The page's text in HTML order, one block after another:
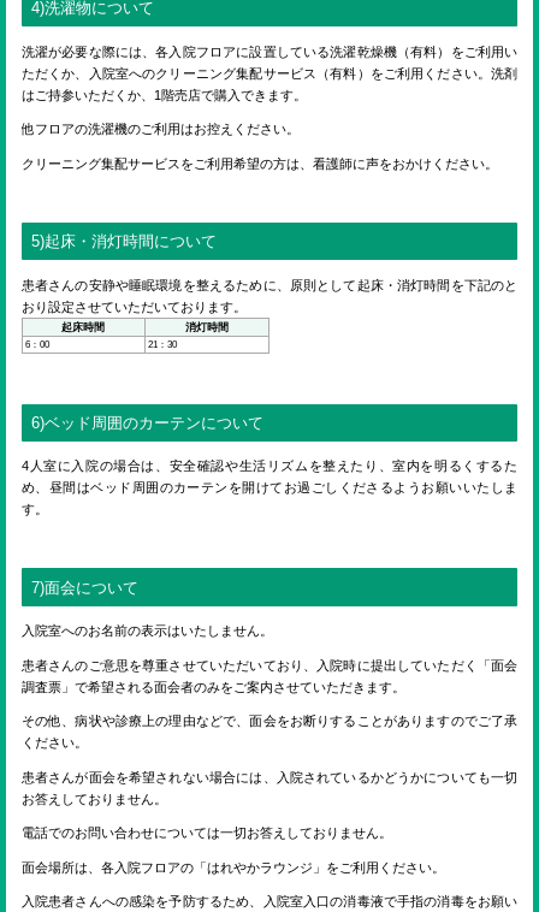
4)洗濯物について
洗濯が必要な際には、各入院フロアに設置している洗濯乾燥機（有料）をご利用い
ただくか、入院室へのクリーニング集配サービス（有料）をご利用ください。洗剤
はご持参いただくか、1階売店で購入できます。
他フロアの洗濯機のご利用はお控えください。
クリーニング集配サービスをご利用希望の方は、看護師に声をおかけください。
5)起床・消灯時間について
患者さんの安静や睡眠環境を整えるために、原則として起床・消灯時間を下記のと
おり設定させていただいております。
起床時間 消灯時間
6：00 21：30
6)ベッド周囲のカーテンについて
4人室に入院の場合は、安全確認や生活リズムを整えたり、室内を明るくするた
め、昼間はベッド周囲のカーテンを開けてお過ごしくださるようお願いいたしま
す。
7)面会について
入院室へのお名前の表示はいたしません。
患者さんのご意思を尊重させていただいており、入院時に提出していただく「面会
調査票」で希望される面会者のみをご案内させていただきます。
その他、病状や診療上の理由などで、面会をお断りすることがありますのでご了承
ください。
患者さんが面会を希望されない場合には、入院されているかどうかについても一切
お答えしておりません。
電話でのお問い合わせについては一切お答えしておりません。
面会場所は、各入院フロアの「はれやかラウンジ」をご利用ください。
入院患者さんへの感染を予防するため、入院室入口の消毒液で手指の消毒をお願い